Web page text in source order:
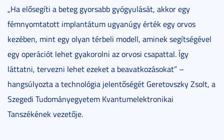
„Ha elősegíti a beteg gyorsabb gyógyulását, akkor egy
fémnyomtatott implantátum ugyanúgy érték egy orvos
kezében, mint egy olyan térbeli modell, aminek segítségével
egy operációt lehet gyakorolni az orvosi csapattal. Így
láttatni, tervezni lehet ezeket a beavatkozásokat” –
hangsúlyozta a technológia jelentőségét Geretovszky Zsolt, a
Szegedi Tudományegyetem Kvantumelektronikai
Tanszékének vezetője.